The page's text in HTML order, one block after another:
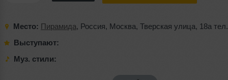
Место: Пирамида, Россия, Москва, Тверская улица, 18а
Выступают:
Муз. стили: